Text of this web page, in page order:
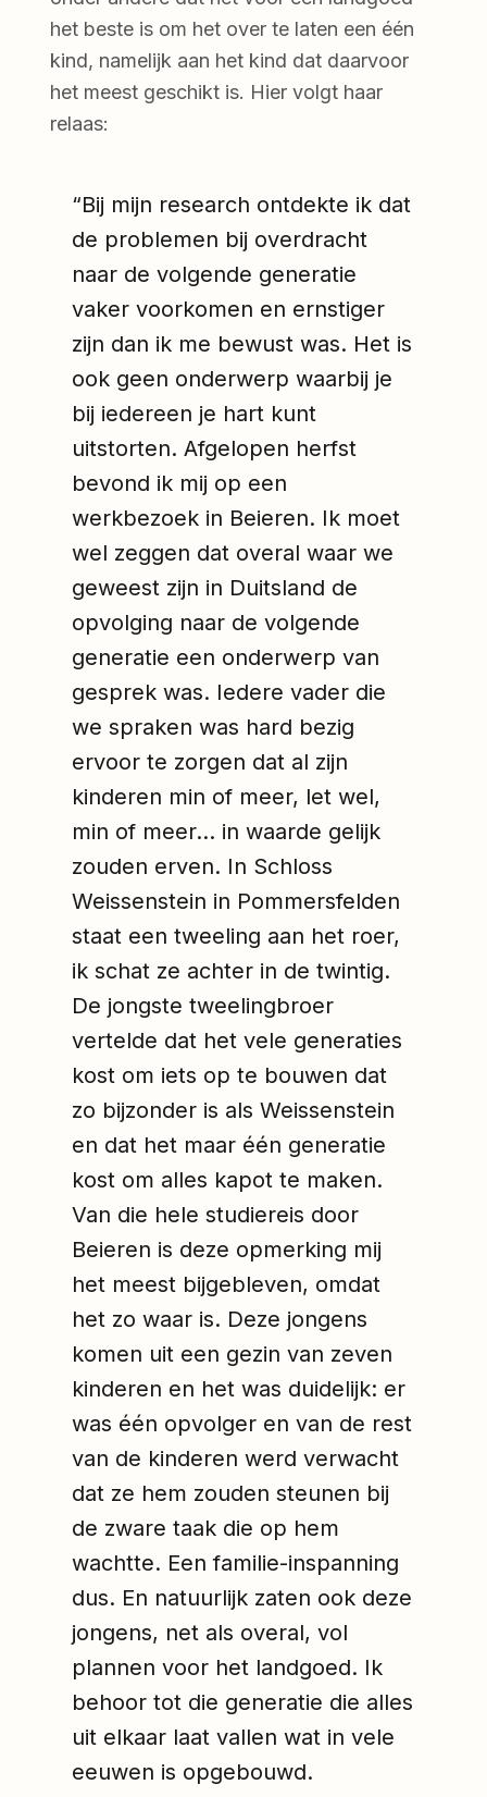
het beste is om het over te laten een één
kind, namelijk aan het kind dat daarvoor
het meest geschikt is. Hier volgt haar
relaas:
“Bij mijn research ontdekte ik dat
de problemen bij overdracht
naar de volgende generatie
vaker voorkomen en ernstiger
zijn dan ik me bewust was. Het is
ook geen onderwerp waarbij je
bij iedereen je hart kunt
uitstorten. Afgelopen herfst
bevond ik mij op een
werkbezoek in Beieren. Ik moet
wel zeggen dat overal waar we
geweest zijn in Duitsland de
opvolging naar de volgende
generatie een onderwerp van
gesprek was. Iedere vader die
we spraken was hard bezig
ervoor te zorgen dat al zijn
kinderen min of meer, let wel,
min of meer… in waarde gelijk
zouden erven. In Schloss
Weissenstein in Pommersfelden
staat een tweeling aan het roer,
ik schat ze achter in de twintig.
De jongste tweelingbroer
vertelde dat het vele generaties
kost om iets op te bouwen dat
zo bijzonder is als Weissenstein
en dat het maar één generatie
kost om alles kapot te maken.
Van die hele studiereis door
Beieren is deze opmerking mij
het meest bijgebleven, omdat
het zo waar is. Deze jongens
komen uit een gezin van zeven
kinderen en het was duidelijk: er
was één opvolger en van de rest
van de kinderen werd verwacht
dat ze hem zouden steunen bij
de zware taak die op hem
wachtte. Een familie-inspanning
dus. En natuurlijk zaten ook deze
jongens, net als overal, vol
plannen voor het landgoed. Ik
behoor tot die generatie die alles
uit elkaar laat vallen wat in vele
eeuwen is opgebouwd.